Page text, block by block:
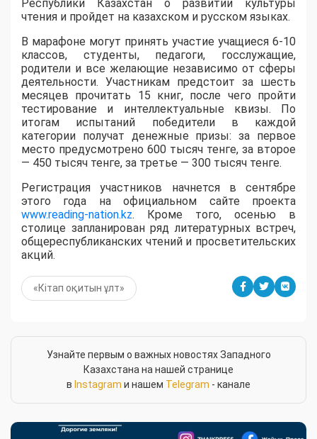
Республики Казахстан о развитии культуры
чтения и пройдет на казахском и русском языках.
В марафоне могут принять участие учащиеся 6-10
классов, студенты, педагоги, госслужащие,
родители и все желающие независимо от сферы
деятельности. Участникам предстоит за шесть
месяцев прочитать 15 книг, после чего пройти
тестирование и интеллектуальные квизы. По
итогам испытаний победители в каждой
категории получат денежные призы: за первое
место предусмотрено 600 тысяч тенге, за второе
— 450 тысяч тенге, за третье — 300 тысяч тенге.
Регистрация участников начнется в сентябре
этого года на официальном сайте проекта
www.reading-nation.kz. Кроме того, осенью в
столице запланирован ряд литературных встреч,
общереспубликанских чтений и просветительских
акций.
«Кітап оқитын ұлт»
Узнайте первым о важных новостях Западного
Казахстана на нашей странице
в Instagram и нашем Telegram - канале